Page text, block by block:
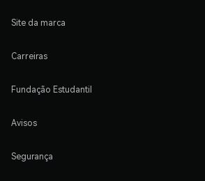
Site da marca
Carreiras
Fundação Estudantil
Avisos
Segurança